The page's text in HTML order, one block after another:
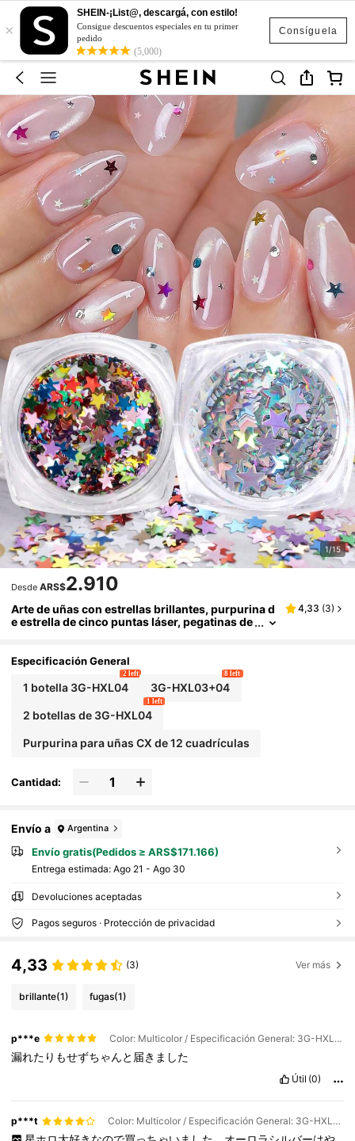
Consíguela
×
SHEIN-¡List@, descargá, con estilo!
Consigue descuentos especiales en tu primer
pedido
(5,000)
1/15
Desde ARS$2.910
Arte de uñas con estrellas brillantes, purpurina d
e estrella de cinco puntas láser, pegatinas de
de uñas ultra finas láser, adornos para uñas
4,33 (3)
Especificación General
1 botella 3G-HXL04
2 left
3G-HXL03+04
8 left
2 botellas de 3G-HXL04
1 left
Purpurina para uñas CX de 12 cuadrículas
Cantidad:
Envío a Argentina
Envío gratis(Pedidos ≥ ARS$171.166)
Entrega estimada: Ago 21 - Ago 30
Devoluciones aceptadas
Pagos seguros · Protección de privacidad
4,33 (3) Ver más
brillante(1) fugas(1)
p***e Color: Multicolor / Especificación General: 3G-HXL03+04
漏れたりもせずちゃんと届きました
Útil (0)
p***t Color: Multicolor / Especificación General: 3G-HXL03+04